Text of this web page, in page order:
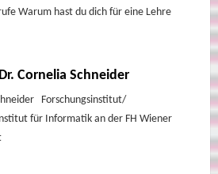
Warum hast du dich für eine Lehre
Cornelia Schneider
Forschungsinstitut/
für Informatik an der FH Wiener